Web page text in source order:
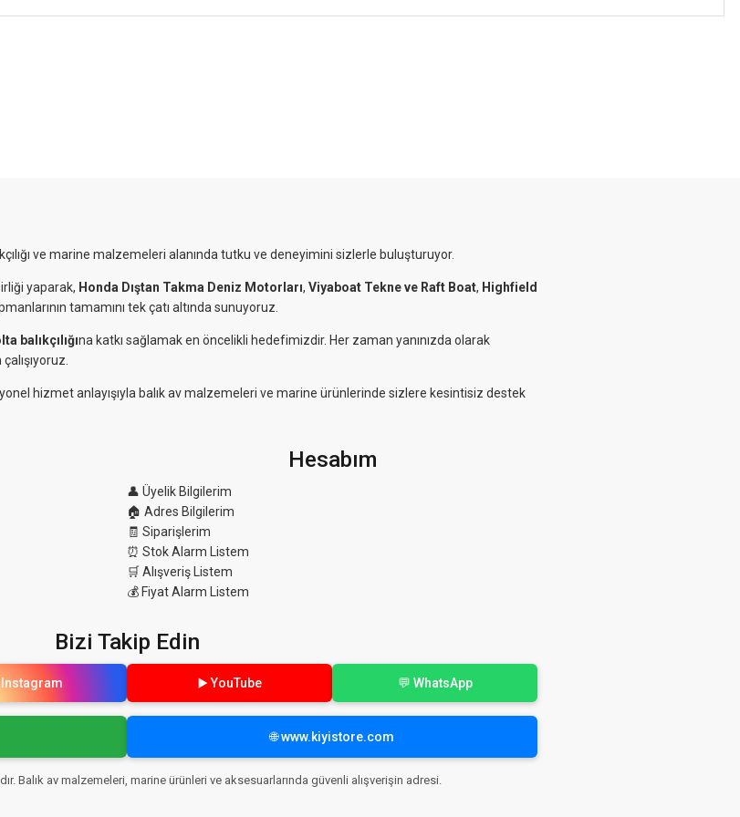
ve marine malzemeleri alanında tutku ve deneyimini sizlerle buluşturuyor.
yaparak, Honda Dıştan Takma Deniz Motorları, Viyaboat Tekne ve Raft Boat, Highfield
tamamını tek çatı altında sunuyoruz.
balıkçılığına katkı sağlamak en öncelikli hedefimizdir. Her zaman yanınızda olarak
hizmet anlayışıyla balık av malzemeleri ve marine ürünlerinde sizlere kesintisiz destek
Hesabım
👤 Üyelik Bilgilerim
🏠 Adres Bilgilerim
🧾 Siparişlerim
⏰ Stok Alarm Listem
🛒 Alışveriş Listem
💰 Fiyat Alarm Listem
Bizi Takip Edin
Instagram ▶️ YouTube 💬 WhatsApp
🌐 www.kiyistore.com
Balık av malzemeleri, marine ürünleri ve aksesuarlarında güvenli alışverişin adresi.